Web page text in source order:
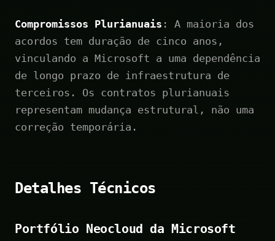
Compromissos Plurianuais : A maioria dos
acordos tem duração de cinco anos,
vinculando a Microsoft a uma dependência
de longo prazo de infraestrutura de
terceiros. Os contratos plurianuais
representam mudança estrutural, não uma
correção temporária.
Detalhes Técnicos
Portfólio Neocloud da Microsoft